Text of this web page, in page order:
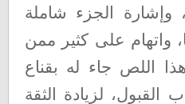
وإشارة الجزء شاملة
واتهام على كثير ممن
اللص جاء له بقناع
لزيادة الثقة